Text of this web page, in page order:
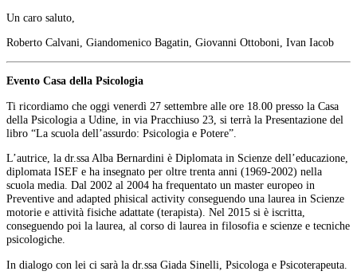
Un caro saluto,
Roberto Calvani, Giandomenico Bagatin, Giovanni Ottoboni, Ivan Iacob
Evento Casa della Psicologia
Ti ricordiamo che oggi venerdì 27 settembre alle ore 18.00 presso la Casa
della Psicologia a Udine, in via Pracchiuso 23, si terrà la Presentazione del
libro “La scuola dell’assurdo: Psicologia e Potere”.
L’autrice, la dr.ssa Alba Bernardini è Diplomata in Scienze dell’educazione,
diplomata ISEF e ha insegnato per oltre trenta anni (1969-2002) nella
scuola media. Dal 2002 al 2004 ha frequentato un master europeo in
Preventive and adapted phisical activity conseguendo una laurea in Scienze
motorie e attività fisiche adattate (terapista). Nel 2015 si è iscritta,
conseguendo poi la laurea, al corso di laurea in filosofia e scienze e tecniche
psicologiche.
In dialogo con lei ci sarà la dr.ssa Giada Sinelli, Psicologa e Psicoterapeuta.